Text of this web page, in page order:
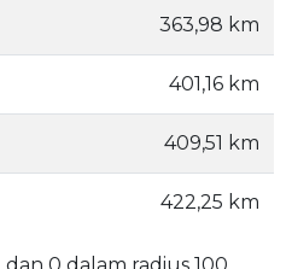
363,98 km
401,16 km
409,51 km
422,25 km